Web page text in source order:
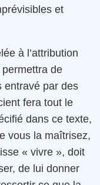
et
à l’attribution
permettra de
entravé par des
fera tout le
dans ce texte,
vous la maîtrisez,
« vivre », doit
de lui donner